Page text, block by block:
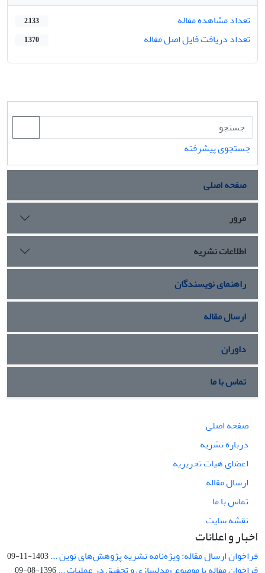
تعداد مشاهده مقاله
2,133
تعداد دریافت فایل اصل مقاله 1,370
جستجوی پیشرفته
صفحه اصلی
مرور
اطلاعات نشریه
راهنمای نویسندگان
ارسال مقاله
داوران
تماس با ما
صفحه اصلی
درباره نشریه
اعضای هیات تحریریه
ارسال مقاله
تماس با ما
نقشه سایت
اخبار و اعلانات
فراخوان ارسال مقاله: ویژه‌نامه نشریه پژوهش‌های نوین ...1403-11-09